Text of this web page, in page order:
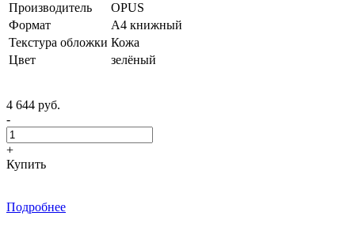
Производитель
OPUS
Формат
А4 книжный
Текстура обложки Кожа
Цвет
зелёный
4 644 руб.
-
+
Купить
Подробнее